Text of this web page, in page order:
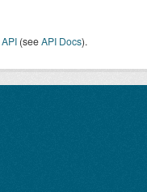
API (seeAPI Docs).